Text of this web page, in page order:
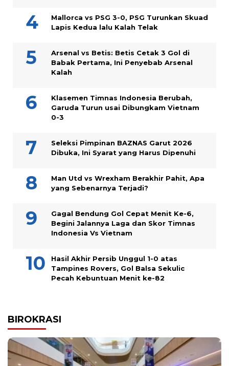
Mallorca vs PSG 3-0, PSG Turunkan Skuad
Lapis Kedua lalu Kalah Telak
Arsenal vs Betis: Betis Cetak 3 Gol di
Babak Pertama, Ini Penyebab Arsenal
Kalah
Klasemen Timnas Indonesia Berubah,
Garuda Turun usai Dibungkam Vietnam
0-3
Seleksi Pimpinan BAZNAS Garut 2026
Dibuka, Ini Syarat yang Harus Dipenuhi
Man Utd vs Wrexham Berakhir Pahit, Apa
yang Sebenarnya Terjadi?
Gagal Bendung Gol Cepat Menit Ke-6,
Begini Jalannya Laga dan Skor Timnas
Indonesia Vs Vietnam
Hasil Akhir Persib Unggul 1-0 atas
Tampines Rovers, Gol Balsa Sekulic
Pecah Kebuntuan Menit ke-82
BIROKRASI